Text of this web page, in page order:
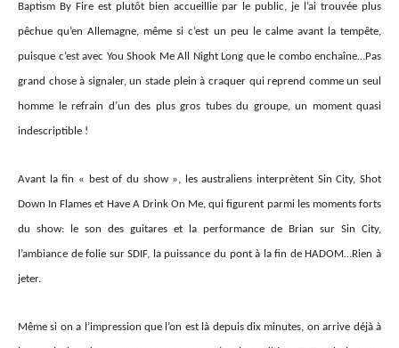
Baptism By Fire est plutôt bien accueillie par le public, je l’ai trouvée plus
pêchue qu’en Allemagne, même sic’est un peu le calme avant la tempête,
puisque c’est avec You Shook Me All Night Long que le combo enchaîne…Pas
grand chose à signaler, un stade plein à craquer qui reprend comme un seul
homme le refrain d’un des plus gros tubes du groupe, un moment quasi
indescriptible !
Avant la fin « best of du show », les australiens interprètent Sin City, Shot
Down In Flames et Have A Drink On Me, qui figurent parmi les moments forts
du show: le son des guitares et la performance de Brian sur Sin City,
l’ambiance de folie sur SDIF, la puissance du pont à la fin de HADOM…Rien à
jeter.
Même si on a l’impression que l’on est là depuis dix minutes, on arrive déjà à